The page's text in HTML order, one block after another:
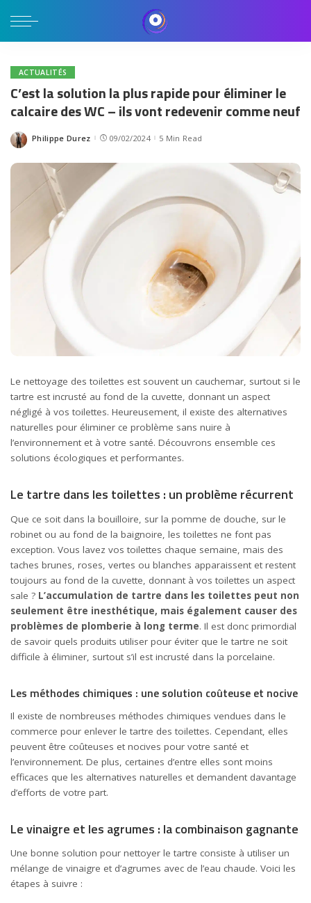
ACTUALITÉS
C’est la solution la plus rapide pour éliminer le
calcaire des WC – ils vont redevenir comme neuf
Posted
Philippe Durez 09/02/2024 5 Min Read
Le nettoyage des toilettes est souvent un cauchemar, surtout si le
tartre est incrusté au fond de la cuvette, donnant un aspect
négligé à vos toilettes. Heureusement, il existe des alternatives
naturelles pour éliminer ce problème sans nuire à
l’environnement et à votre santé. Découvrons ensemble ces
solutions écologiques et performantes.
Le tartre dans les toilettes : un problème récurrent
Que ce soit dans la bouilloire, sur la pomme de douche, sur le
robinet ou au fond de la baignoire, les toilettes ne font pas
exception. Vous lavez vos toilettes chaque semaine, mais des
taches brunes, roses, vertes ou blanches apparaissent et restent
toujours au fond de la cuvette, donnant à vos toilettes un aspect
sale ? L’accumulation de tartre dans les toilettes peut non
seulement être inesthétique, mais également causer des
problèmes de plomberie à long terme. Il est donc primordial
de savoir quels produits utiliser pour éviter que le tartre ne soit
difficile à éliminer, surtout s’il est incrusté dans la porcelaine.
Les méthodes chimiques : une solution coûteuse et nocive
Il existe de nombreuses méthodes chimiques vendues dans le
commerce pour enlever le tartre des toilettes. Cependant, elles
peuvent être coûteuses et nocives pour votre santé et
l’environnement. De plus, certaines d’entre elles sont moins
efficaces que les alternatives naturelles et demandent davantage
d’efforts de votre part.
Le vinaigre et les agrumes : la combinaison gagnante
Une bonne solution pour nettoyer le tartre consiste à utiliser un
mélange de vinaigre et d’agrumes avec de l’eau chaude. Voici les
étapes à suivre :